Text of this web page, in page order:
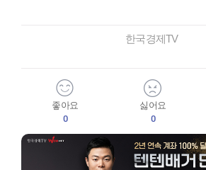
한국경제TV
좋아요
0
싫어요
0